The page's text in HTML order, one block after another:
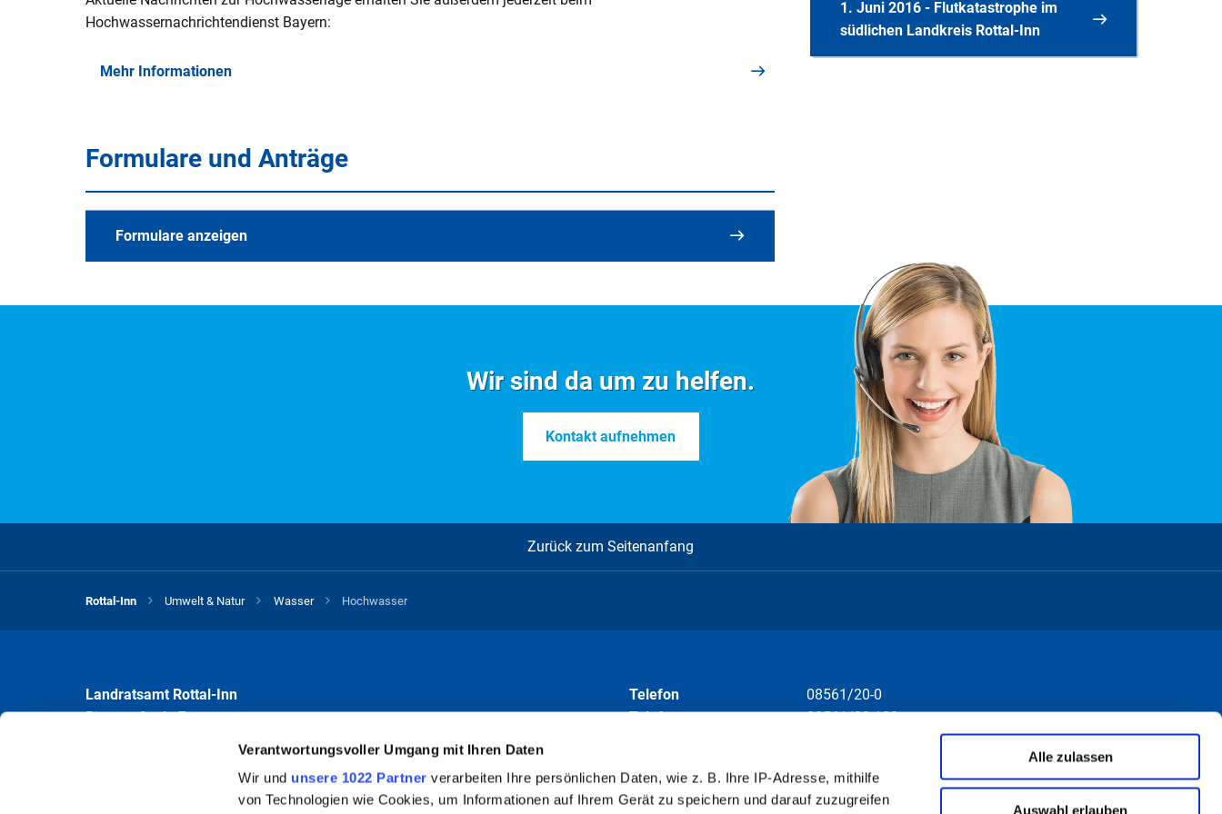
Verantwortungsvoller Umgang mit Ihren Daten
Wir und unsere 1022 Partner verarbeiten Ihre persönlichen Daten, wie z. B. Ihre IP-Adresse, mithilfe
von Technologien wie Cookies, um Informationen auf Ihrem Gerät zu speichern und darauf zuzugreifen
Alle zulassen
Auswahl erlauben
Hochwassernachrichtendienst Bayern:
Mehr Informationen
Formulare und Anträge
Formulare anzeigen
N O P Q R
V
Überschwemmungsgebiete
1. Juni 2016 - Flutkatastrophe im
südlichen Landkreis Rottal-Inn
Wir sind da um zu helfen.
Kontakt aufnehmen
Zurück zum Seitenanfang
Rottal-Inn Umwelt & Natur Wasser Hochwasser
Landratsamt Rottal-Inn
Ringstraße 4 - 7
Telefon
08561/20-0
Telefax
08561/20-130
Mo bis Fr 8.00 - 12.00 Uhr
Folgen Sie uns auf